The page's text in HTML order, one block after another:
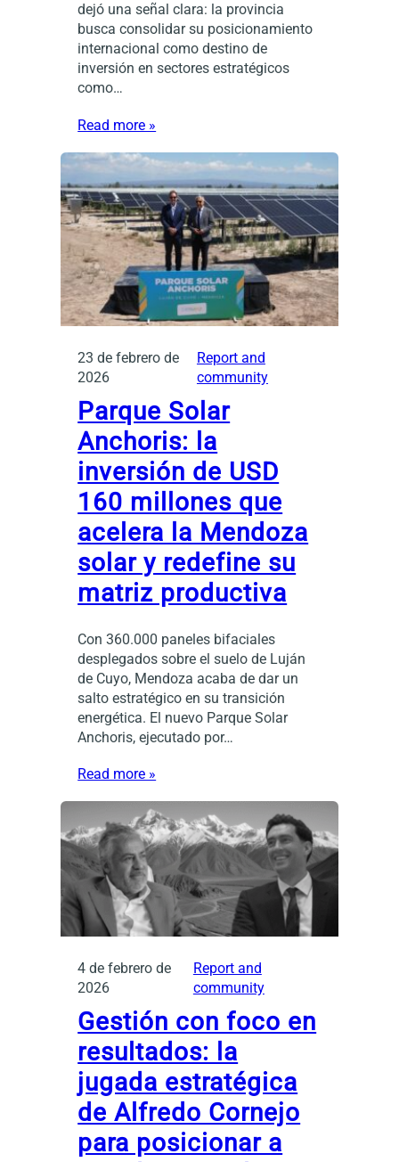
dejó una señal clara: la provincia
busca consolidar su posicionamiento
internacional como destino de
inversión en sectores estratégicos
como…
Read more »
23 de febrero de
2026
Report and
community
Parque Solar
Anchoris: la
inversión de USD
160 millones que
acelera la Mendoza
solar y redefine su
matriz productiva
Con 360.000 paneles bifaciales
desplegados sobre el suelo de Luján
de Cuyo, Mendoza acaba de dar un
salto estratégico en su transición
energética. El nuevo Parque Solar
Anchoris, ejecutado por…
Read more »
4 de febrero de
2026
Report and
community
Gestión con foco en
resultados: la
jugada estratégica
de Alfredo Cornejo
para posicionar a